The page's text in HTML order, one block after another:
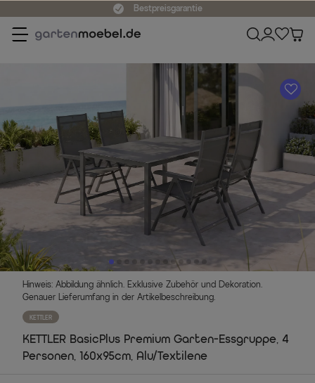
Bestpreisgarantie
A
Hinweis: Abbildung ähnlich. Exklusive Zubehör und Dekoration.
Genauer Lieferumfang in der Artikelbeschreibung.
KETTLER
KETTLER BasicPlus Premium Garten-Essgruppe, 4
Personen, 160x95cm, Alu/Textilene